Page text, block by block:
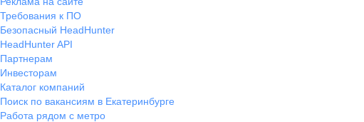
Требования к ПО
Безопасный HeadHunter
HeadHunter API
Партнерам
Инвесторам
Каталог компаний
Поиск по вакансиям в Екатеринбурге
Работа рядом с метро